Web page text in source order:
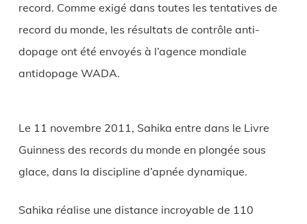
record. Comme exigé dans toutes les tentatives de
record du monde, les résultats de contrôle anti-
dopage ont été envoyés à l’agence mondiale
antidopage WADA.
Le 11 novembre 2011, Sahika entre dans le Livre
Guinness des records du monde en plongée sous
glace, dans la discipline d’apnée dynamique.
Sahika réalise une distance incroyable de 110